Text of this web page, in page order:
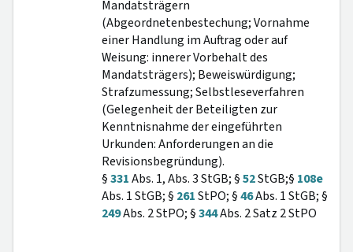
Mandatsträgern
(Abgeordnetenbestechung; Vornahme
einer Handlung im Auftrag oder auf
Weisung: innerer Vorbehalt des
Mandatsträgers); Beweiswürdigung;
Strafzumessung; Selbstleseverfahren
(Gelegenheit der Beteiligten zur
Kenntnisnahme der eingeführten
Urkunden: Anforderungen an die
Revisionsbegründung).
§331Abs. 1, Abs. 3 StGB; §52StGB;§ 108e
Abs. 1 StGB; § 261StPO; §46Abs. 1 StGB; §
249Abs. 2 StPO; §344Abs. 2 Satz 2 StPO